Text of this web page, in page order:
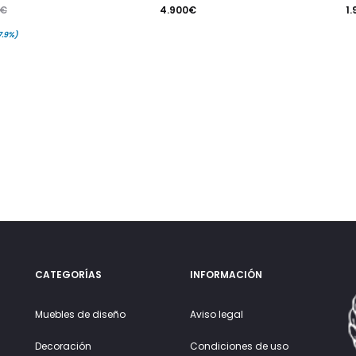
4.900€
CATEGORÍAS
Muebles de diseño
Decoración
INFORMACIÓN
Aviso legal
Condiciones de uso